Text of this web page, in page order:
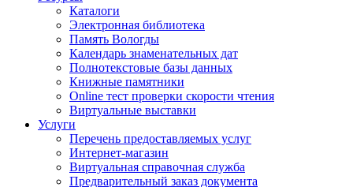
Каталоги
Электронная библиотека
Память Вологды
Календарь знаменательных дат
Полнотекстовые базы данных
Книжные памятники
Online тест проверки скорости чтения
Виртуальные выставки
Услуги
Перечень предоставляемых услуг
Интернет-магазин
Виртуальная справочная служба
Предварительный заказ документа